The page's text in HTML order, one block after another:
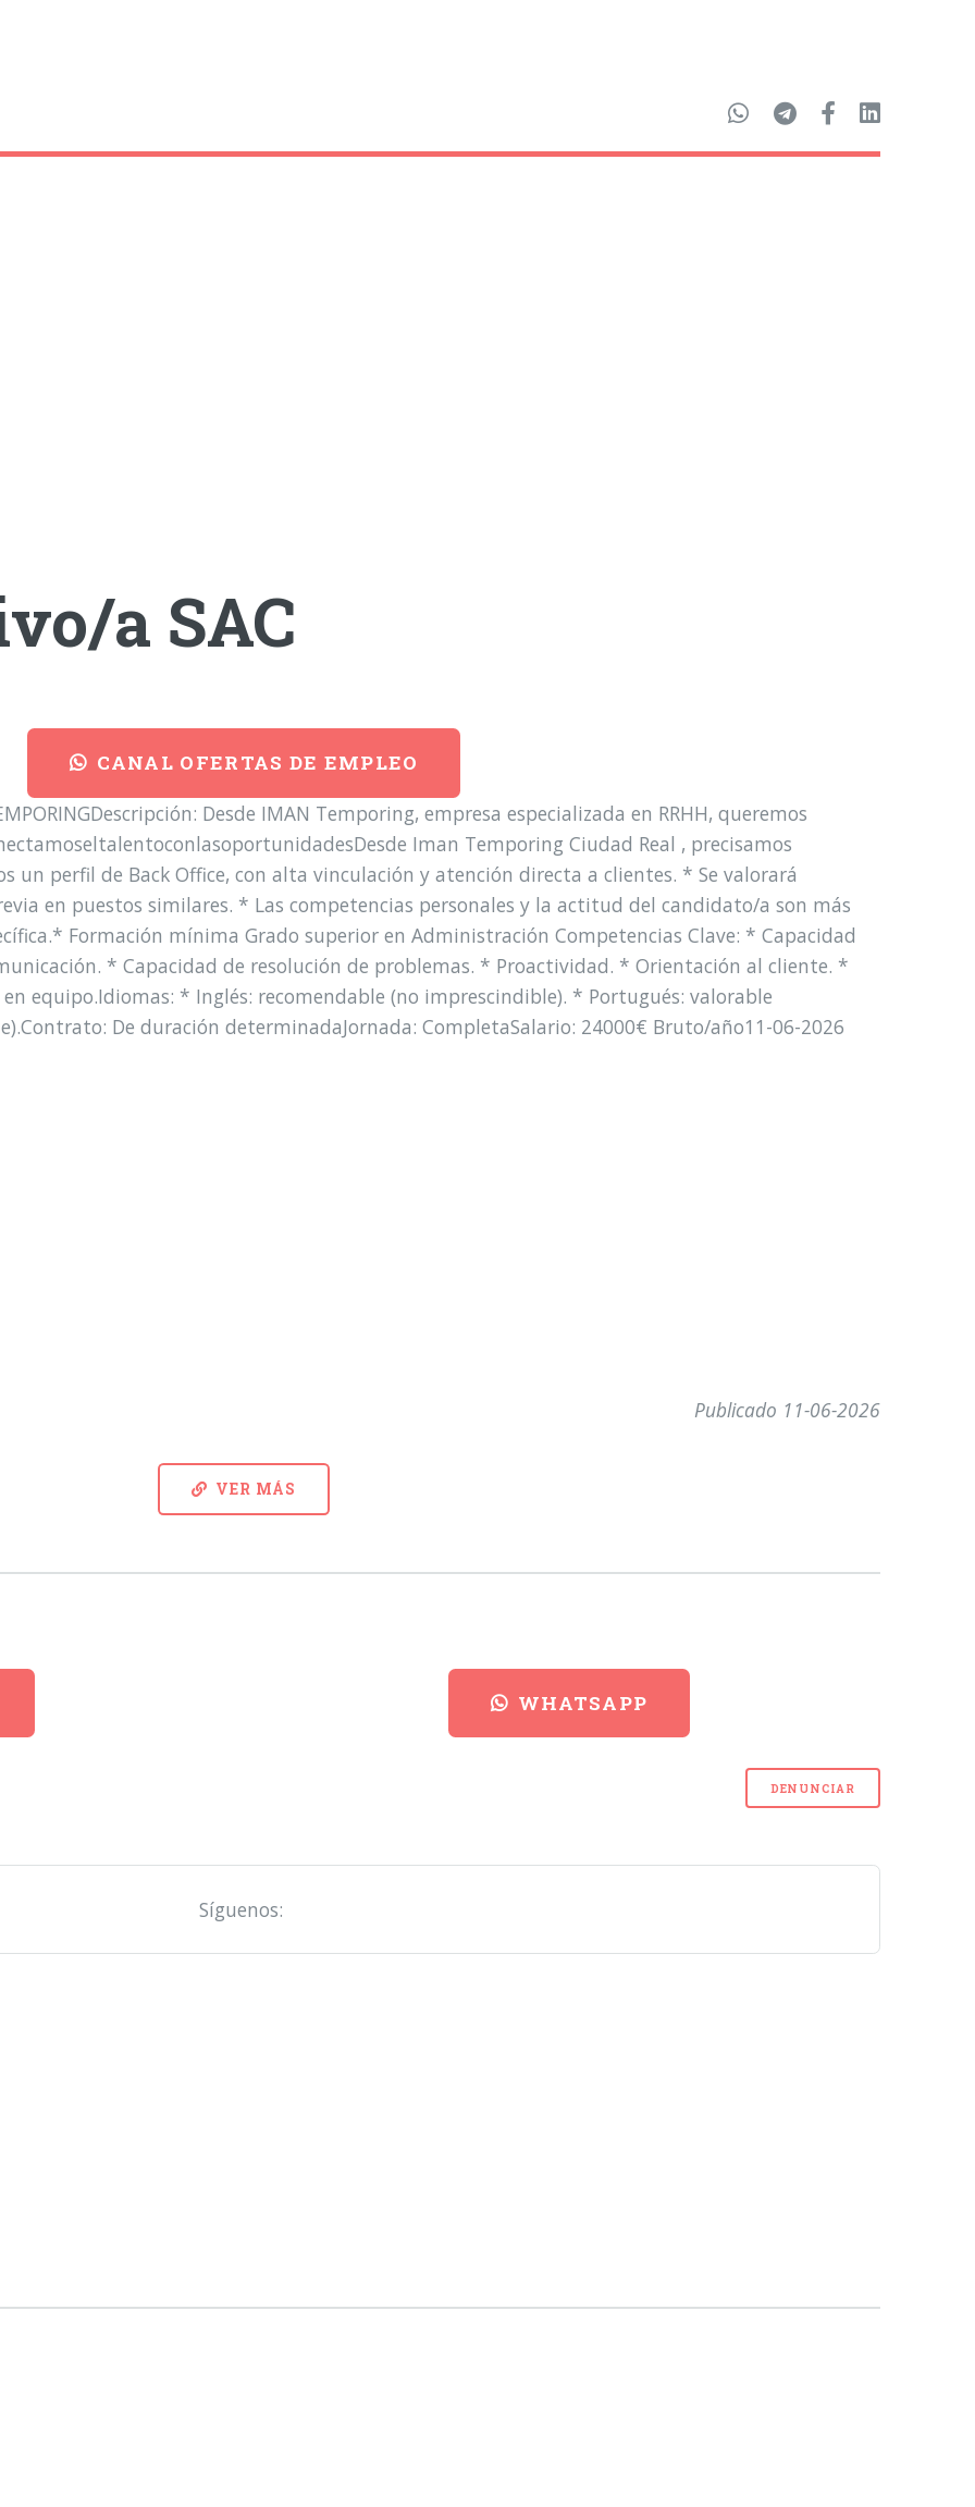
a SAC
CANAL OFERTAS DE EMPLEO
Desde IMAN Temporing, empresa especializada en RRHH, queremos
Iman Temporing Ciudad Real , precisamos
un perfil de Back Office, con alta vinculación y atención directa a clientes. * Se valorará
en puestos similares. * Las competencias personales y la actitud del candidato/a son más
Formación mínima Grado superior en Administración Competencias Clave: * Capacidad
* Capacidad de resolución de problemas. * Proactividad. * Orientación al cliente. *
equipo.Idiomas: * Inglés: recomendable (no imprescindible). * Portugués: valorable
De duración determinadaJornada: CompletaSalario: 24000€ Bruto/año11-06-2026
Publicado 11-06-2026
VER MÁS
WHATSAPP
DENUNCIAR
Síguenos: